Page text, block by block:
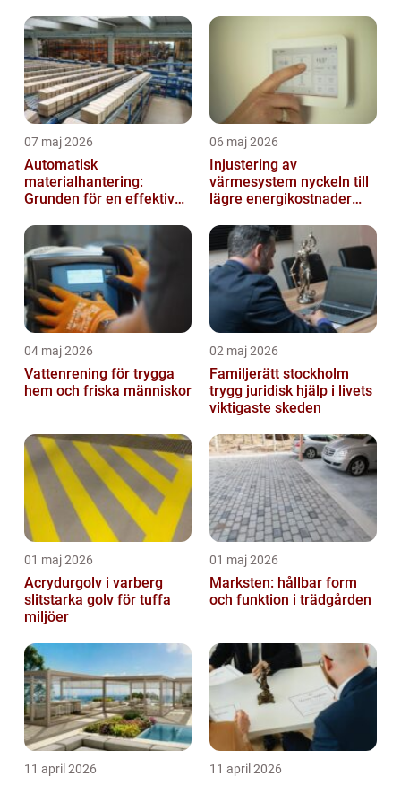
07 maj 2026
Automatisk
materialhantering:
Grunden för en effektiv
06 maj 2026
Injustering av
värmesystem nyckeln till
lägre energikostnader
inomhusklimat
04 maj 2026
Vattenrening för trygga
hem och friska människor
02 maj 2026
Familjerätt stockholm
trygg juridisk hjälp i livets
viktigaste skeden
01 maj 2026
Acrydurgolv i varberg
slitstarka golv för tuffa
miljöer
01 maj 2026
Marksten: hållbar form
och funktion i trädgården
11 april 2026 11 april 2026